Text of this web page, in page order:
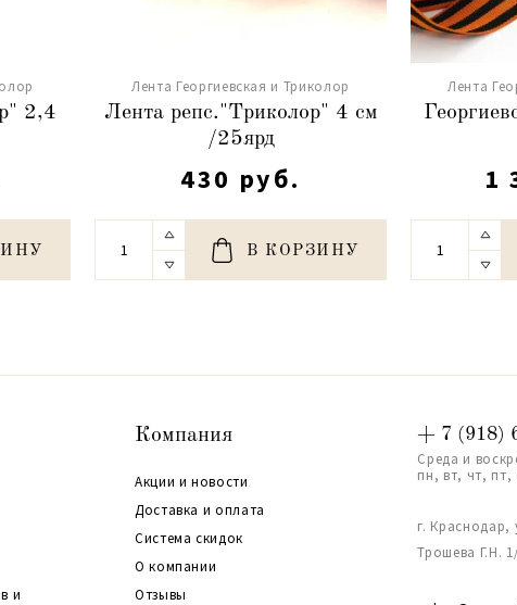
2,4
Лента Георгиевская и Триколор
Лента репс."Триколор" 4 см
/25ярд
430 руб.
В КОРЗИНУ
Лента
1
и
Компания
Акции и новости
Доставка и оплата
Система скидок
О компании
Отзывы
+ 7 (918)
Среда и
пн, вт, чт, пт,
г. Краснодар,
Трошева Г.Н.